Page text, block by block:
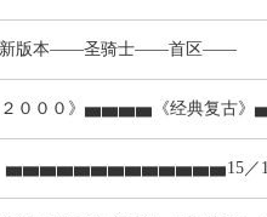
新版本——圣骑士——首区——
０００》▅▅▅▅《经典复
迹】